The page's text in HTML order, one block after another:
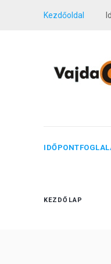
Kezdőoldal
KEZDŐLAP